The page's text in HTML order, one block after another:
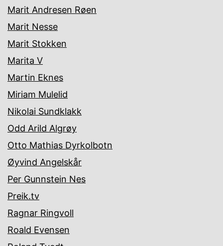
Marit Andresen Røen
Marit Nesse
Marit Stokken
Marita V
Martin Eknes
Miriam Mulelid
Nikolai Sundklakk
Odd Arild Algrøy
Otto Mathias Dyrkolbotn
Øyvind Angelskår
Per Gunnstein Nes
Preik.tv
Ragnar Ringvoll
Roald Evensen